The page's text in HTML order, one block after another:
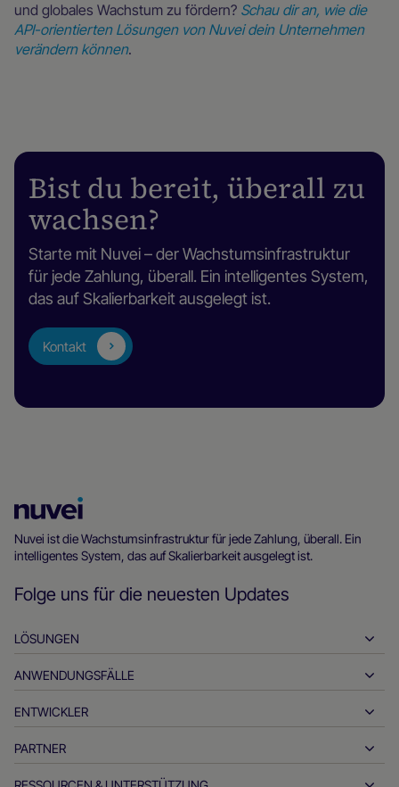
und globales Wachstum zu fördern? Schau dir an, wie die
API-orientierten Lösungen von Nuvei dein Unternehmen
verändern können.
Bist du bereit, überall zu
wachsen?
Starte mit Nuvei – der Wachstumsinfrastruktur
für jede Zahlung, überall. Ein intelligentes System,
das auf Skalierbarkeit ausgelegt ist.
Kontakt
Homepage
Nuvei ist die Wachstumsinfrastruktur für jede Zahlung, überall. Ein
intelligentes System, das auf Skalierbarkeit ausgelegt ist.
Folge uns für die neuesten Updates
LÖSUNGEN
Einzahlungen
Auszahlungen
ANWENDUNGSFÄLLE
Gastfreundschaft
Automobilindustrie
ENTWICKLER
Entwickler-Tools
API-Referenzdokumente
PARTNER